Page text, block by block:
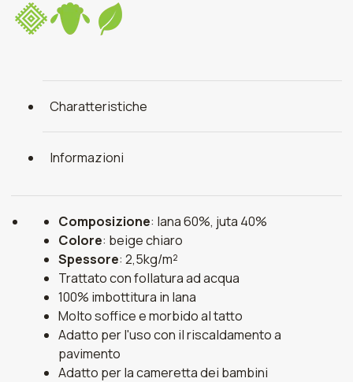
Charatteristiche
Informazioni
Composizione: lana 60%, juta 40%
Colore: beige chiaro
Spessore: 2,5kg/m²
Trattato con follatura ad acqua
100% imbottitura in lana
Molto soffice e morbido al tatto
Adatto per l'uso con il riscaldamento a
pavimento
Adatto per la cameretta dei bambini